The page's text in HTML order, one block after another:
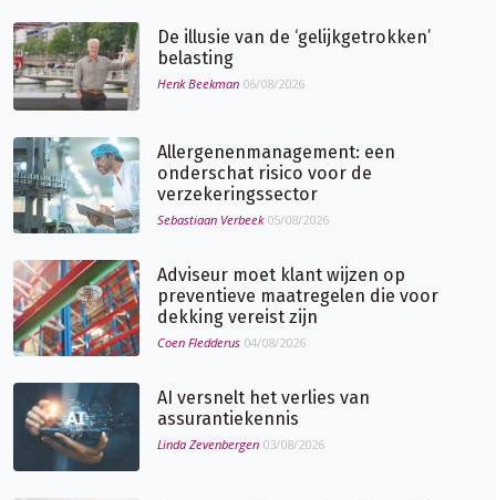
De illusie van de ‘gelijkgetrokken’
belasting
Henk Beekman 06/08/2026
Allergenenmanagement: een
onderschat risico voor de
verzekeringssector
Sebastiaan Verbeek 05/08/2026
Adviseur moet klant wijzen op
preventieve maatregelen die voor
dekking vereist zijn
Coen Fledderus 04/08/2026
AI versnelt het verlies van
assurantiekennis
Linda Zevenbergen 03/08/2026